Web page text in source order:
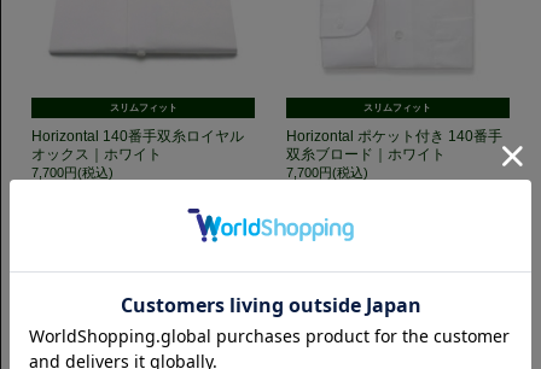
スリムフィット
Horizontal 140番手双糸ロイヤル
オックス｜ホワイト
7,700円(税込)
スリムフィット
Horizontal ポケット付き 140番手
双糸ブロード｜ホワイト
7,700円(税込)